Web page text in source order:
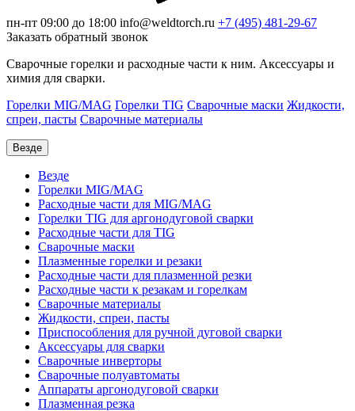
пн-пт 09:00 до 18:00 info@weldtorch.ru +7 (495) 481-29-67
Заказать обратный звонок
Сварочные горелки и расходные части к ним. Аксессуары и
химия для сварки.
Горелки MIG/MAG Горелки TIG Сварочные маски Жидкости,
спреи, пасты Сварочные материалы
Везде
Везде
Горелки MIG/MAG
Расходные части для MIG/MAG
Горелки TIG для аргонодуговой сварки
Расходные части для TIG
Сварочные маски
Плазменные горелки и резаки
Расходные части для плазменной резки
Расходные части к резакам и горелкам
Сварочные материалы
Жидкости, спреи, пасты
Приспособления для ручной дуговой сварки
Аксессуары для сварки
Сварочные инверторы
Сварочные полуавтоматы
Аппараты аргонодуговой сварки
Плазменная резка